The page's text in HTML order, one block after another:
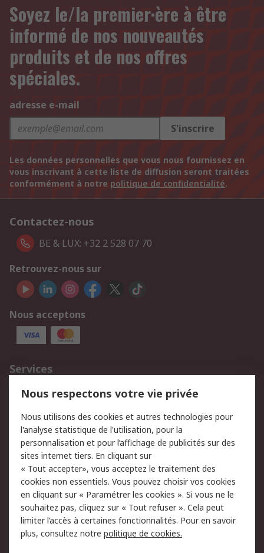
Soyez le/la premier·ère à être
informé de nos nouveautés
produits et de nos offres
spéciales.
adresse e-mail
S'inscrire
Les données personnelles que vous nous fournissez en
vous inscrivant à cette liste de diffusion seront traitées
conformément à notre politique de confidentialité.
Contactez-nous
BE & LUX: +32 2 528 07 70
Retrouvez-nous sur
Nous acceptons
Services
750.000 produits
2.500 marques
Retours
Support technique
Track & trace
Legal
Politique de cookies
Sécurité des e-mails
Politique de protection
des données - Mise à
jour
Conditions générales
de vente
Nous respectons votre vie privée
Nous utilisons des cookies et autres technologies pour
l'analyse statistique de l'utilisation, pour la
personnalisation et pour l’affichage de publicités sur des
sites internet tiers. En cliquant sur
« Tout accepter», vous acceptez le traitement des
cookies non essentiels. Vous pouvez choisir vos cookies
en cliquant sur « Paramétrer les cookies ». Si vous ne le
souhaitez pas, cliquez sur « Tout refuser ». Cela peut
limiter l’accès à certaines fonctionnalités. Pour en savoir
plus, consultez notre politique de cookies.